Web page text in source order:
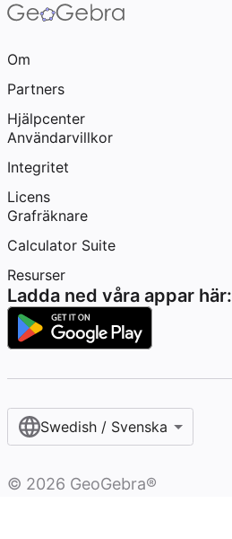
Om
Partners
Hjälpcenter
Användarvillkor
Integritet
Licens
Grafräknare
Calculator Suite
Resurser
Ladda ned våra appar här:
Swedish / Svenska‎
© 2026 GeoGebra®